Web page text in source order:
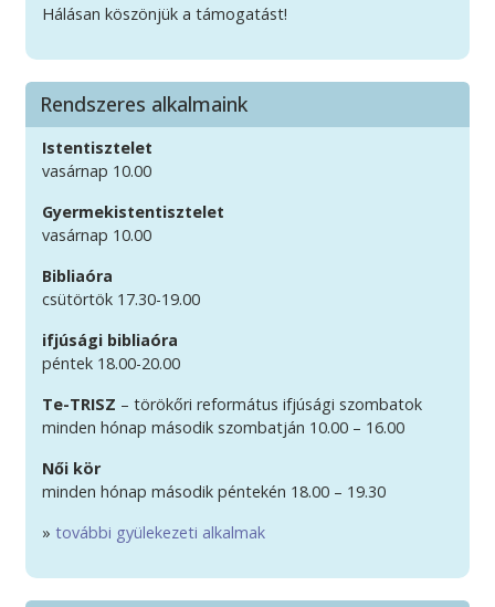
Hálásan köszönjük a támogatást!
Rendszeres alkalmaink
Istentisztelet
vasárnap 10.00
Gyermekistentisztelet
vasárnap 10.00
Bibliaóra
csütörtök 17.30-19.00
ifjúsági bibliaóra
péntek 18.00-20.00
Te-TRISZ – törökőri református ifjúsági szombatok
minden hónap második szombatján 10.00 – 16.00
Női kör
minden hónap második péntekén 18.00 – 19.30
» további gyülekezeti alkalmak